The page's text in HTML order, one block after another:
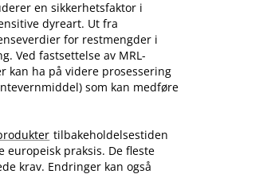
en sikkerhetsfaktor i
dyreart. Ut fra
for restmengder i
Ved fastsettelse av MRL-
kan ha på videre prosessering
som kan medføre
tilbakeholdelsestiden
praksis. De fleste
krav. Endringer kan også